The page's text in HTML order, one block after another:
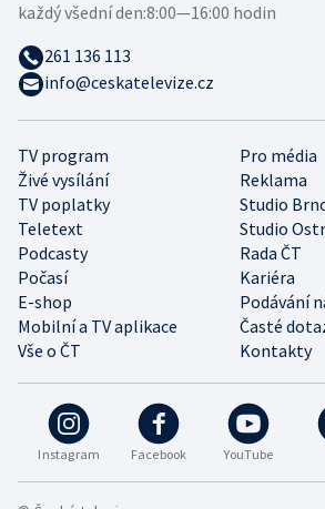
Instagram Facebook YouTube
TV program
Pro média
Živé vysílání
Reklama
TV poplatky
Studio
Teletext
Studio
Podcasty
Rada ČT
Počasí
Kariéra
E-shop
Podávání
Mobilní a TV aplikace
Časté
Vše o ČT
Kontakty
každý všední den:8:00—16:00 hodin
261 136 113
info@ceskatelevize.cz